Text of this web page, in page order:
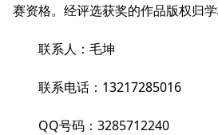
赛资格。经评选获奖的作品版权归学
联系人：毛坤
联系电话：13217285016
QQ号码：3285712240